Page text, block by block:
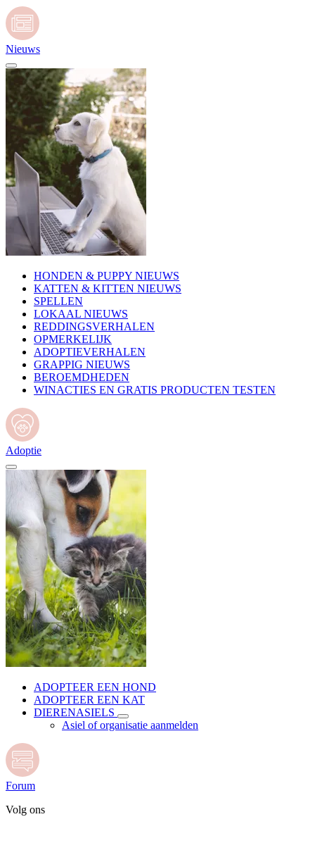
Nieuws
HONDEN & PUPPY NIEUWS
KATTEN & KITTEN NIEUWS
SPELLEN
LOKAAL NIEUWS
REDDINGSVERHALEN
OPMERKELIJK
ADOPTIEVERHALEN
GRAPPIG NIEUWS
BEROEMDHEDEN
WINACTIES EN GRATIS PRODUCTEN TESTEN
Adoptie
ADOPTEER EEN HOND
ADOPTEER EEN KAT
DIERENASIELS
Asiel of organisatie aanmelden
Forum
Volg ons